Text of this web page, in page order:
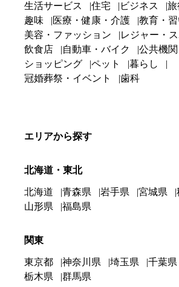
生活サービス 住宅 ビジネス
旅
趣味
医療・健康・介護
教育・
美容・ファッション
レジャー・
飲食店
自動車・バイク
公共機
ショッピング
ペット
暮らし
冠婚葬祭・イベント
歯科
エリアから探す
北海道・東北
北海道 青森県 岩手県 宮城県
山形県
福島県
関東
東京都 神奈川県 埼玉県 千葉県
栃木県
群馬県